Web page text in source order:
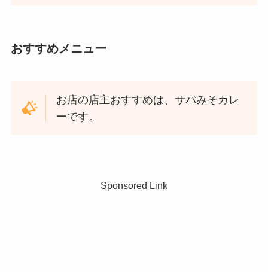
おすすめメニュー
お店の店主おすすめは、サバみそカレ
ーです。
Sponsored Link